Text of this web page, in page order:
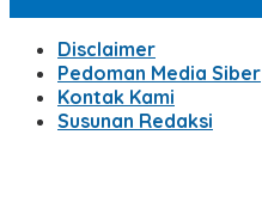
Disclaimer
Pedoman Media Siber
Kontak Kami
Susunan Redaksi